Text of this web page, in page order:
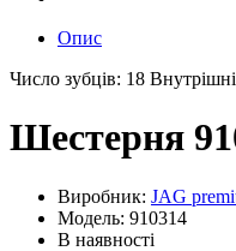
Опис
Число зубців: 18
Шестерня
Виробник: JAG
Модель: 910314
В наявності